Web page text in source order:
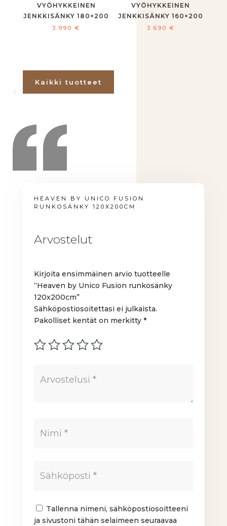
VYÖHYKKEINEN
JENKKISÄNKY 180×200
3.990€
VYÖHYKKEINEN
JENKKISÄNKY 160×200
3.690 €
Kaikki tuotteet
HEAVEN BY UNICO FUSION
RUNKOSÄNKY 120X200CM
Arvostelut
Kirjoita ensimmäinen arvio tuotteelle
“Heaven by Unico Fusion runkosänky
120x200cm”
Sähköpostiosoitettasi ei julkaista.
Pakolliset kentät on merkitty*
Tallenna nimeni, sähköpostiosoitteeni
ja sivustoni tähän selaimeen seuraavaa